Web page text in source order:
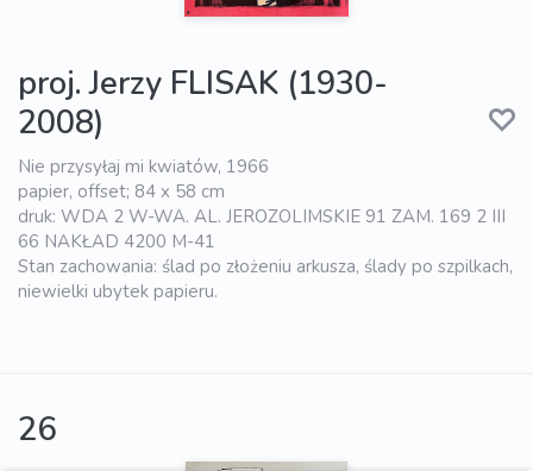
proj. Jerzy FLISAK (1930-
2008)
Nie przysyłaj mi kwiatów, 1966
papier, offset; 84 x 58 cm
druk: WDA 2 W-WA. AL. JEROZOLIMSKIE 91 ZAM. 169 2 III
66 NAKŁAD 4200 M-41
Stan zachowania: ślad po złożeniu arkusza, ślady po szpilkach,
niewielki ubytek papieru.
26